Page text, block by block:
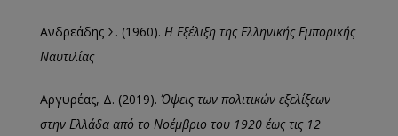
Ανδρεάδης Σ. (1960). Η Εξέλιξη της Ελληνικής Εμπορικής
Ναυτιλίας
Αργυρέας, Δ. (2019). Όψεις των πολιτικών εξελίξεων
στην Ελλάδα από το Νοέμβριο του 1920 έως τις 12